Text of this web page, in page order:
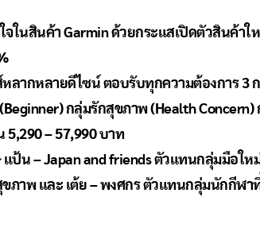
ในสินค้า Garmin ด้วยกระแสเปิดตัวสินค้าใ
ากหลายดีไซน์ ตอบรับทุกความต้องการ 3 ก
กลุ่มรักสุขภาพ (Health Concern)
5,290 – 57,990 บาท
น – Japan and friends ตัวแทนกลุ่มมือใหม่
ภาพ และ เต้ย – พงศกร ตัวแทนกลุ่มนักกีฬา